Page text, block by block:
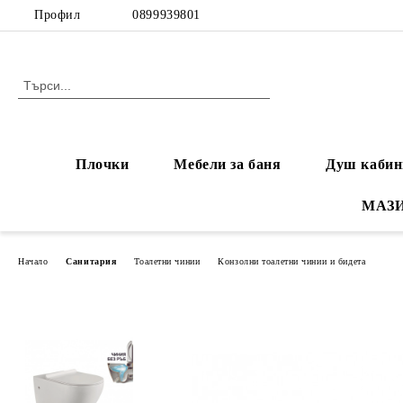
Профил 0899939801
Плочки Мебели за баня Душ
Начало Санитария Тоалетни чинии Конзолни тоалетни чинии и бидета